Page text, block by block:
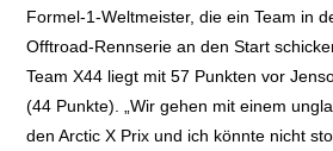
Formel-1-Weltmeister, die ein Team in
Offtroad-Rennserie an den Start
Team X44 liegt mit 57 Punkten vor
(44 Punkte). „Wir gehen mit einem
den Arctic X Prix und ich könnte nicht